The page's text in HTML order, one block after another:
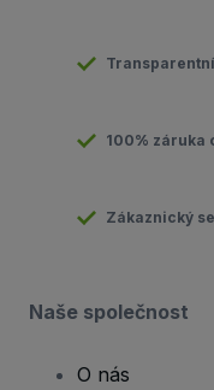
100% záruka
Zákaznický
Naše společnost
O nás